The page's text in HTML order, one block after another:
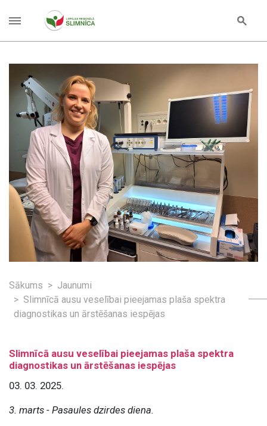
Sākums
Jaunumi
Slimnīcā ausu veselībai pieejamas plaša spektra
diagnostikas un ārstēšanas iespējas
Slimnīcā ausu veselībai pieejamas plaša spektra
diagnostikas un ārstēšanas iespējas
03. 03. 2025.
3. marts - Pasaules dzirdes diena.